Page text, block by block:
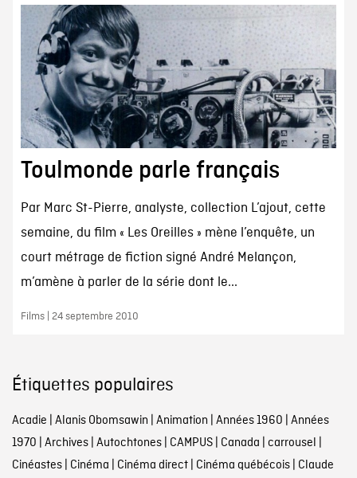
Toulmonde parle français
Par Marc St-Pierre, analyste, collection L’ajout, cette
semaine, du film « Les Oreilles » mène l’enquête, un
court métrage de fiction signé André Melançon,
m’amène à parler de la série dont le...
Films | 24 septembre 2010
Étiquettes populaires
Acadie Alanis Obomsawin Animation Années 1960 Années
1970 Archives| Autochtones| CAMPUS| Canada carrousel
Cinéastes| Cinéma Cinéma direct| Cinéma québécois| Claude